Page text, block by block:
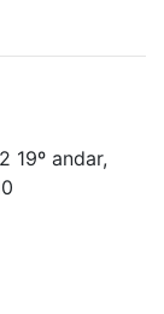
19º andar,